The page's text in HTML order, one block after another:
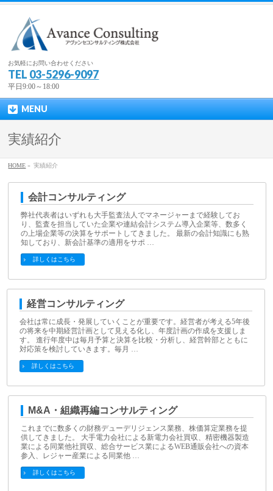
お気軽にお問い合わせください
TEL 03-5296-9097
平日9:00～18:00
MENU
実績紹介
HOME » 実績紹介
会計コンサルティング
弊社代表者はいずれも大手監査法人でマネージャーまで経験してお
り、監査を担当していた企業や連結会計システム導入企業等、数多く
の上場企業等の決算をサポートしてきました。 最新の会計知識にも熟
知しており、新会計基準の適用をサポ …
詳しくはこちら
経営コンサルティング
会社は常に成長・発展していくことが重要です。経営者が考える5年後
の将来を中期経営計画として見える化し、年度計画の作成を支援しま
す。 進行年度中は毎月予算と決算を比較・分析し、経営幹部とともに
対応策を検討していきます。毎月 …
詳しくはこちら
M&A・組織再編コンサルティング
これまでに数多くの財務デューデリジェンス業務、株価算定業務を提
供してきました。 大手電力会社による新電力会社買収、精密機器製造
業による同業他社買収、総合サービス業によるWEB通販会社への資本
参入、レジャー産業による同業他 …
詳しくはこちら